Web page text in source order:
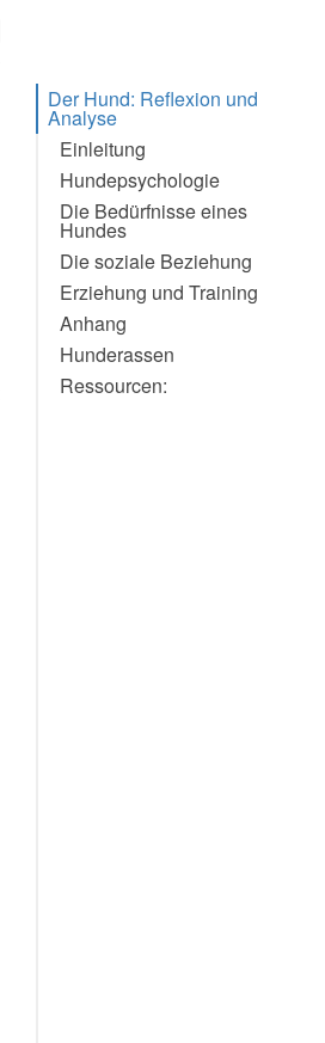
Der Hund: Reflexion und
Analyse
Einleitung
Besondere Quellenlage des
Buchs (202106031148)
Hundepsychologie
Die Bedürfnisse eines
Hundes
Die soziale Beziehung
Hunde reagieren auf starke
Personas (202201260740)
Erziehung und Training
Anhang
Hunderassen
Ressourcen: